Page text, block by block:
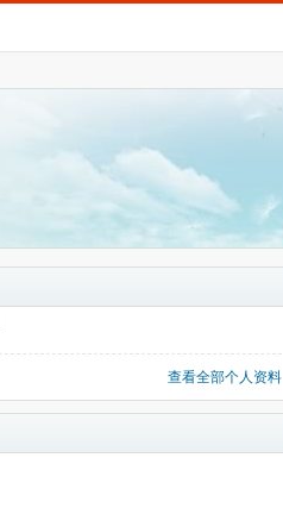
查看全部个人资料